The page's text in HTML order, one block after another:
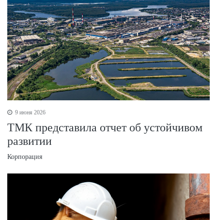
9 июня 2026
ТМК представила отчет об устойчивом
развитии
Корпорация